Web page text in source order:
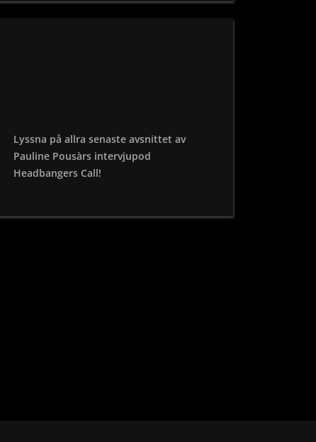
Lyssna på allra senaste avsnittet av
Pauline Pousàrs intervjupod
Headbangers Call!